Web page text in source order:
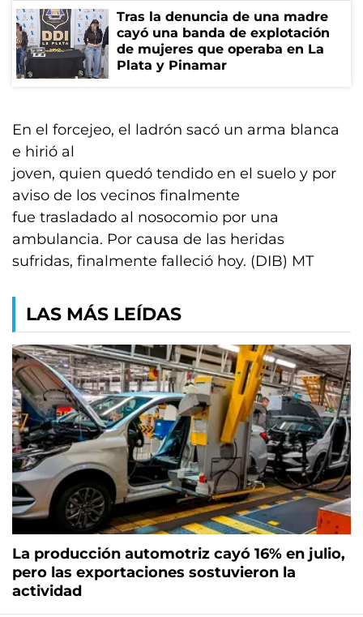
Tras la denuncia de una madre
cayó una banda de explotación
de mujeres que operaba en La
Plata y Pinamar
En el forcejeo, el ladrón sacó un arma blanca
e hirió al
joven, quien quedó tendido en el suelo y por
aviso de los vecinos finalmente
fue trasladado al nosocomio por una
ambulancia. Por causa de las heridas
sufridas, finalmente falleció hoy. (DIB) MT
LAS MÁS LEÍDAS
La producción automotriz cayó 16% en julio,
pero las exportaciones sostuvieron la
actividad